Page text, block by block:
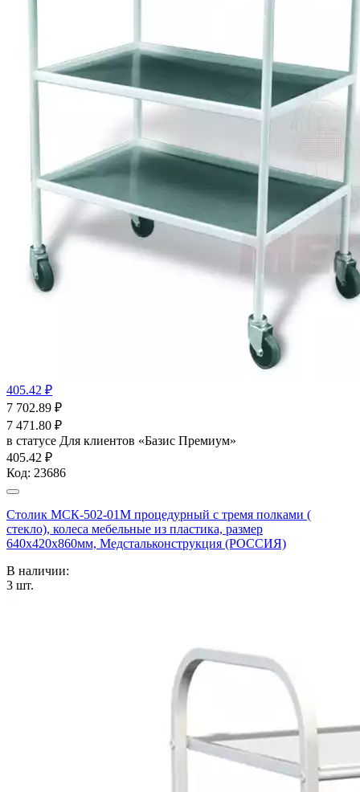
405.42 ₽
7 702.89 ₽
7 471.80 ₽
в статусе Для клиентов «Базис Премиум»
405.42 ₽
Код: 23686
Столик МСК-502-01М процедурный с тремя полками (
стекло), колеса мебельные из пластика, размер
640х420х860мм, Медстальконструкция (РОССИЯ)
В наличии:
3 шт.